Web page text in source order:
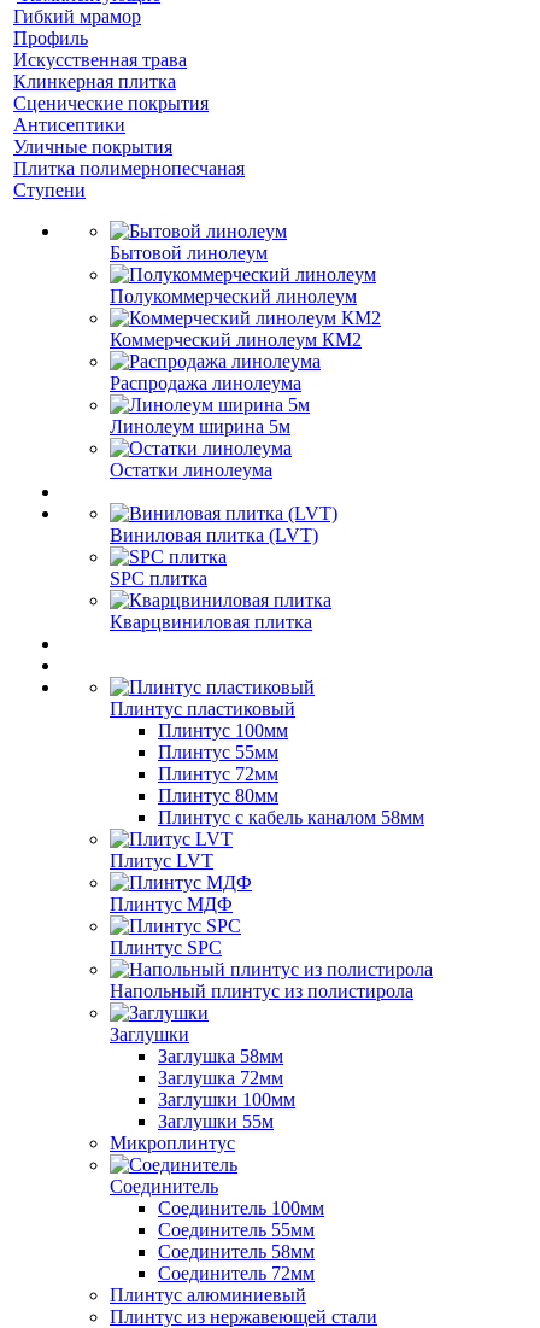
Гибкий мрамор
Профиль
Искусственная трава
Клинкерная плитка
Сценические покрытия
Антисептики
Уличные покрытия
Плитка полимернопесчаная
Ступени
Бытовой линолеум
Полукоммерческий линолеум
Коммерческий линолеум КМ2
Распродажа линолеума
Линолеум ширина 5м
Остатки линолеума
Виниловая плитка (LVT)
SPC плитка
Кварцвиниловая плитка
Плинтус пластиковый
Плинтус 100мм
Плинтус 55мм
Плинтус 72мм
Плинтус 80мм
Плинтус с кабель каналом 58мм
Плитус LVT
Плинтус МДФ
Плинтус SPC
Напольный плинтус из полистирола
Заглушки
Заглушка 58мм
Заглушка 72мм
Заглушки 100мм
Заглушки 55м
Микроплинтус
Соединитель
Соединитель 100мм
Соединитель 55мм
Соединитель 58мм
Соединитель 72мм
Плинтус алюминиевый
Плинтус из нержавеющей стали